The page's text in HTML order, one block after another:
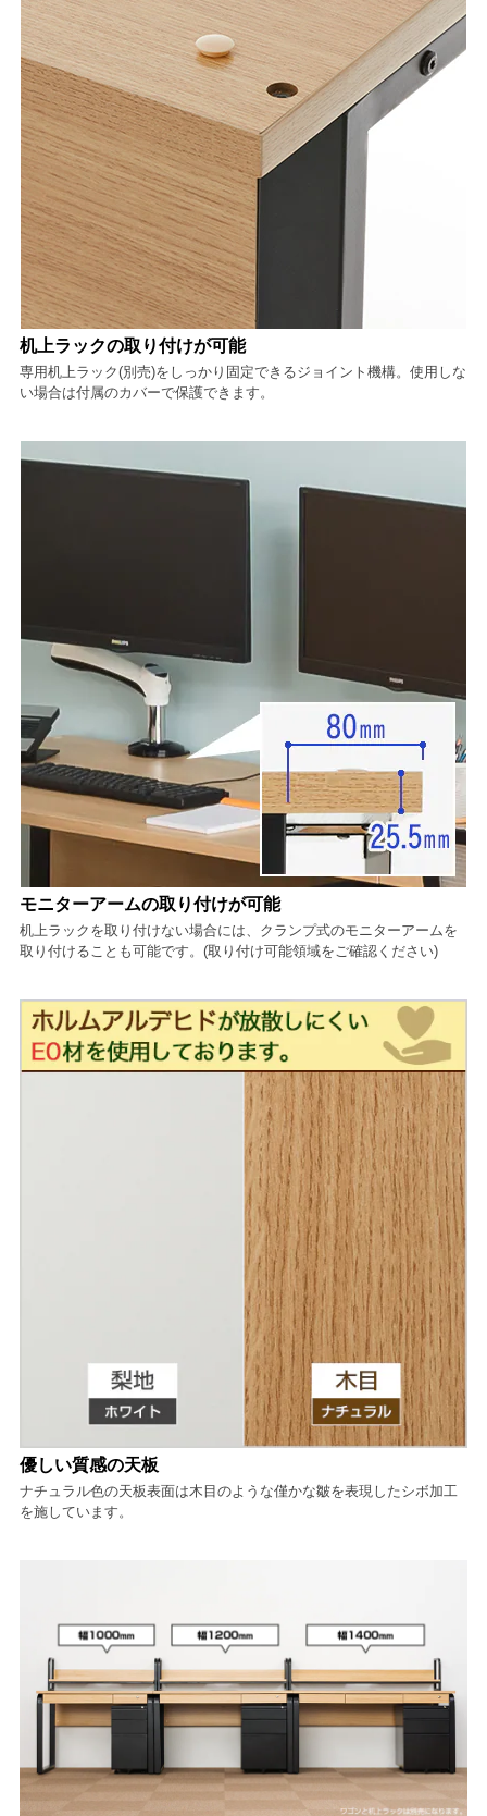
机上ラックの取り付けが可能
専用机上ラック(別売)をしっかり固定できるジョイント機構。使用しな
い場合は付属のカバーで保護できます。
モニターアームの取り付けが可能
机上ラックを取り付けない場合には、クランプ式のモニターアームを
取り付けることも可能です。(取り付け可能領域をご確認ください)
優しい質感の天板
ナチュラル色の天板表面は木目のような僅かな皺を表現したシボ加工
を施しています。